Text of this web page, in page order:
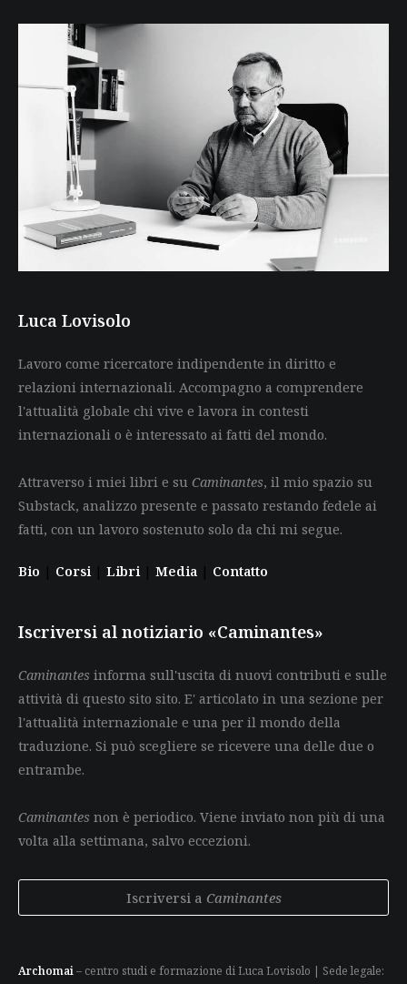
Luca Lovisolo
Lavoro come ricercatore indipendente in diritto e
relazioni internazionali. Accompagno a comprendere
l'attualità globale chi vive e lavora in contesti
internazionali o è interessato ai fatti del mondo.
Attraverso i miei libri e su Caminantes, il mio spazio su
Substack, analizzo presente e passato restando fedele ai
fatti, con un lavoro sostenuto solo da chi mi segue.
Bio | Corsi | Libri | Media | Contatto
Iscriversi al notiziario «Caminantes»
Caminantes informa sull'uscita di nuovi contributi e sulle
attività di questo sito sito. E' articolato in una sezione per
l'attualità internazionale e una per il mondo della
traduzione. Si può scegliere se ricevere una delle due o
entrambe.
Caminantes non è periodico. Viene inviato non più di una
volta alla settimana, salvo eccezioni.
Iscriversi a Caminantes
Archomai– centro studi e formazione di Luca Lovisolo | Sede legale: